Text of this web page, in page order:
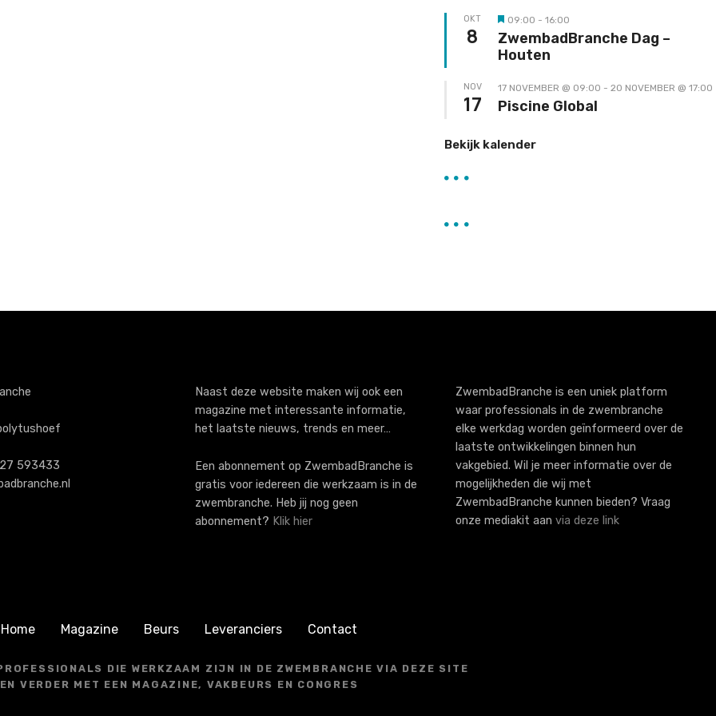
OKT
8 Uitgelicht
09:00 - 16:00
ZwembadBranche Dag –
Houten
NOV
17
17 NOVEMBER @ 09:00 - 20 NOVEMBER @ 17:00
Piscine Global
Bekijk kalender
593433
Naast deze website maken wij ook een
magazine met interessante informatie,
het laatste nieuws, trends en meer…
Een abonnement op ZwembadBranche is
gratis voor iedereen die werkzaam is in de
zwembranche. Heb jij nog geen
abonnement? Klik hier
ZwembadBranche is een uniek platform
waar professionals in de zwembranche
elke werkdag worden geïnformeerd over de
laatste ontwikkelingen binnen hun
vakgebied. Wil je meer informatie over de
mogelijkheden die wij met
ZwembadBranche kunnen bieden? Vraag
onze mediakit aan via deze link
Home Magazine Beurs Leveranciers Contact
DIE WERKZAAM ZIJN IN DE ZWEMBRANCHE VIA DEZE SITE
EN VERDER MET EEN MAGAZINE, VAKBEURS EN CONGRES